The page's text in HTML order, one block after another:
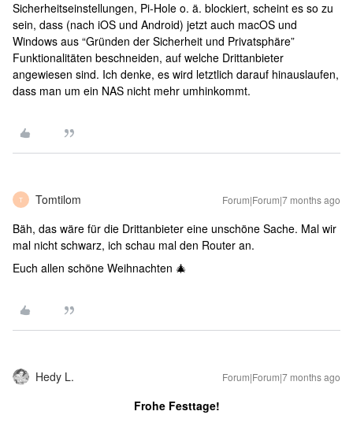
Sicherheitseinstellungen, Pi-Hole o. ä. blockiert, scheint es so zu
sein, dass (nach iOS und Android) jetzt auch macOS und
Windows aus “Gründen der Sicherheit und Privatsphäre”
Funktionalitäten beschneiden, auf welche Drittanbieter
angewiesen sind. Ich denke, es wird letztlich darauf hinauslaufen,
dass man um ein NAS nicht mehr umhinkommt.
T Tomtilom Forum|Forum|7 months ago
Bäh, das wäre für die Drittanbieter eine unschöne Sache. Mal wir
mal nicht schwarz, ich schau mal den Router an.
Euch allen schöne Weihnachten 🎄
Hedy L. Forum|Forum|7 months ago
Frohe Festtage!